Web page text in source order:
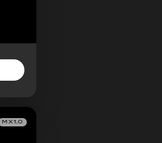
MX1.0